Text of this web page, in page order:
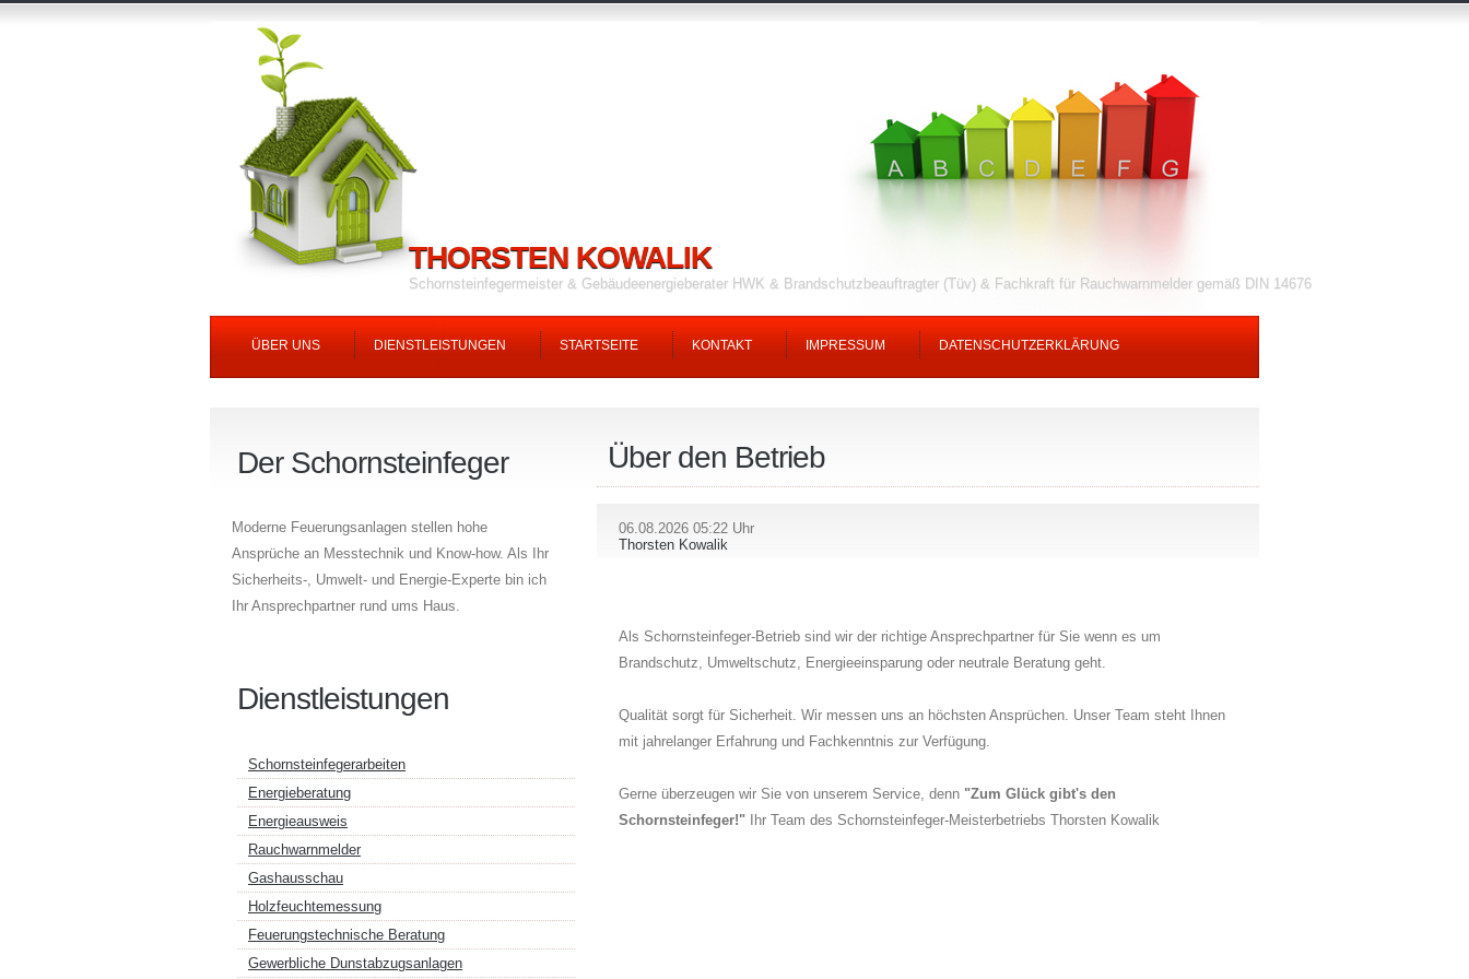
THORSTEN KOWALIK
Schornsteinfegermeister & Gebäudeenergieberater HWK & Brandschutzbeauftragter (Tüv) & Fachkraft für Rauchwarnmelder gemäß DIN 14676
ÜBER UNS DIENSTLEISTUNGEN STARTSEITE KONTAKT IMPRESSUM DATENSCHUTZERKLÄRUNG
Über den Betrieb
06.08.2026 05:22 Uhr
Thorsten Kowalik
Als Schornsteinfeger-Betrieb sind wir der richtige Ansprechpartner für Sie wenn es um
Brandschutz, Umweltschutz, Energieeinsparung oder neutrale Beratung geht.
Qualität sorgt für Sicherheit. Wir messen uns an höchsten Ansprüchen. Unser Team steht Ihnen
mit jahrelanger Erfahrung und Fachkenntnis zur Verfügung.
Gerne überzeugen wir Sie von unserem Service, denn "Zum Glück gibt's den
Schornsteinfeger!" Ihr Team des Schornsteinfeger-Meisterbetriebs Thorsten Kowalik
Der Schornsteinfeger
Moderne Feuerungsanlagen stellen hohe
Ansprüche an Messtechnik und Know-how. Als Ihr
Sicherheits-, Umwelt- und Energie-Experte bin ich
Ihr Ansprechpartner rund ums Haus.
Dienstleistungen
Schornsteinfegerarbeiten
Energieberatung
Energieausweis
Rauchwarnmelder
Gashausschau
Holzfeuchtemessung
Feuerungstechnische Beratung
Gewerbliche Dunstabzugsanlagen